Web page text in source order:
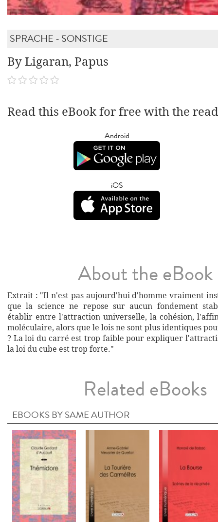
SPRACHE - SONSTIGE
By Ligaran, Papus
Read this eBook for free with the
Android
iOS
About the eBook
Extrait : "Il n'est pas aujourd'hui d'homme vraiment
que la science ne repose sur aucun fondement
établir entre l'attraction universelle, la cohésion,
moléculaire, alors que le lois ne sont plus identiques
? La loi du carré est trop faible pour expliquer
la loi du cube est trop forte."
Related eBooks
EBOOKS BY SAME AUTHOR